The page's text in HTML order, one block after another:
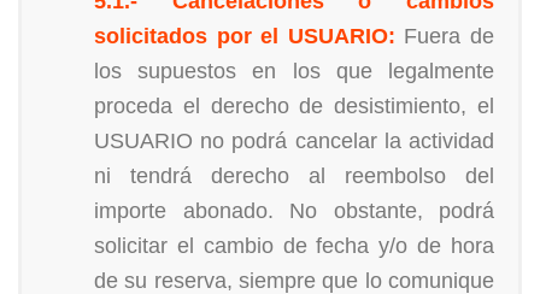
solicitados por el USUARIO: Fuera de
los supuestos en los que legalmente
proceda el derecho de desistimiento, el
USUARIO no podrá cancelar la actividad
ni tendrá derecho al reembolso del
importe abonado. No obstante, podrá
solicitar el cambio de fecha y/o de hora
de su reserva, siempre que lo comunique